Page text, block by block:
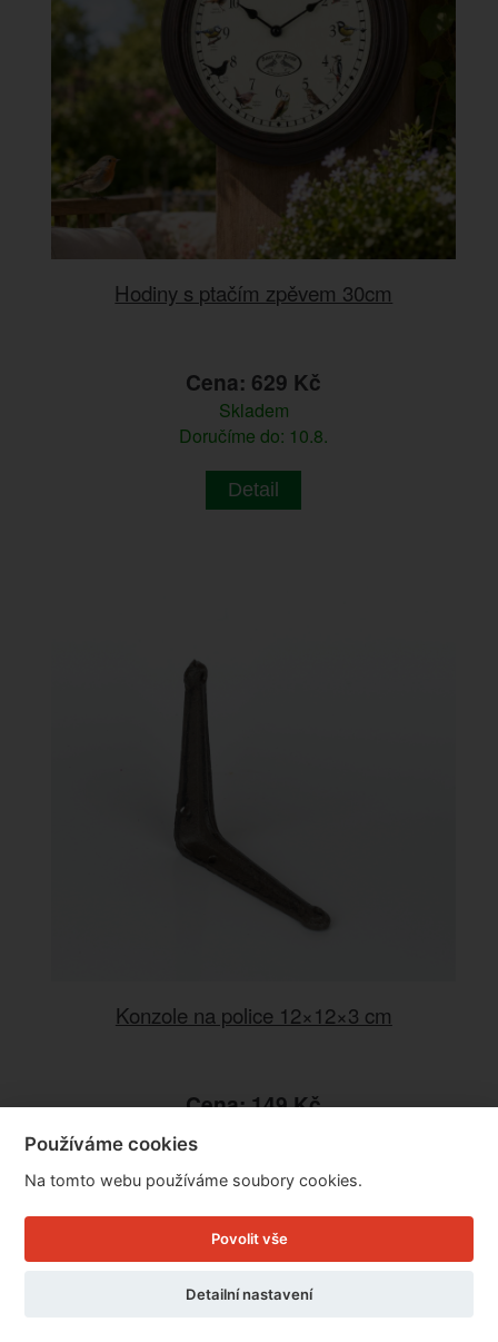
Hodiny s ptačím zpěvem 30cm
Cena: 629 Kč
Skladem
Doručíme do: 10.8.
Detail
Konzole na police 12×12×3 cm
Cena: 149 Kč
Doručíme do: 10.8.
Detail
Používáme cookies
Na tomto webu používáme soubory cookies.
Povolit vše
Detailní nastavení